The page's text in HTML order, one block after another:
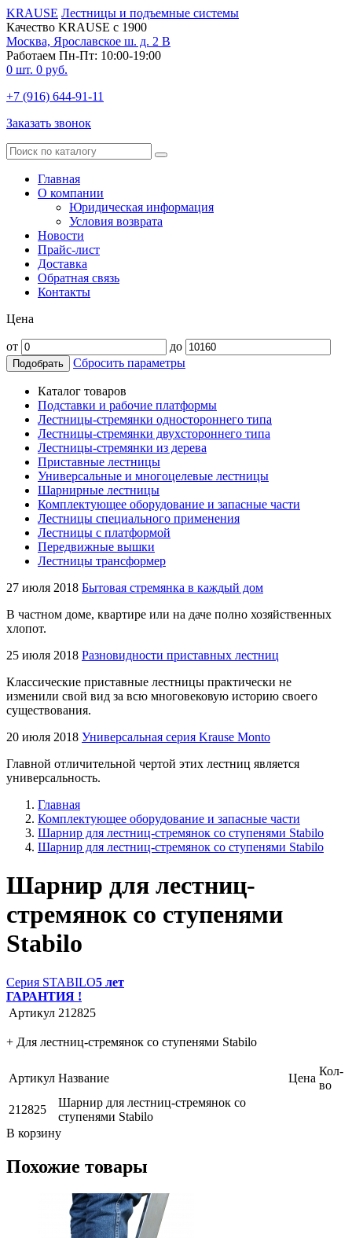
KRAUSE Лестницы и подъемные системы
Качество KRAUSE с 1900
Москва, Ярославское ш. д. 2 В
Работаем Пн-Пт: 10:00-19:00
0 шт. 0 руб.
+7 (916) 644-91-11
Заказать звонок
Главная
О компании
Юридическая информация
Условия возврата
Новости
Прайс-лист
Доставка
Обратная связь
Контакты
Цена
от до
Подобрать Сбросить параметры
Каталог товаров
Подставки и рабочие платформы
Лестницы-стремянки одностороннего типа
Лестницы-стремянки двухстороннего типа
Лестницы-стремянки из дерева
Приставные лестницы
Универсальные и многоцелевые лестницы
Шарнирные лестницы
Комплектующее оборудование и запасные части
Лестницы специального применения
Лестницы с платформой
Передвижные вышки
Лестницы трансформер
27 июля 2018 Бытовая стремянка в каждый дом
В частном доме, квартире или на даче полно хозяйственных
хлопот.
25 июля 2018 Разновидности приставных лестниц
Классические приставные лестницы практически не
изменили свой вид за всю многовековую историю своего
существования.
20 июля 2018 Универсальная серия Krause Monto
Главной отличительной чертой этих лестниц является
универсальность.
Главная
Комплектующее оборудование и запасные части
Шарнир для лестниц-стремянок со ступенями Stabilo
Шарнир для лестниц-стремянок со ступенями Stabilo
Шарнир для лестниц-
стремянок со ступенями
Stabilo
Серия STABILO5 лет
ГАРАНТИЯ !
Артикул 212825
+ Для лестниц-стремянок со ступенями Stabilo
Артикул Название Цена
Кол-
во
212825
Шарнир для лестниц-стремянок со
ступенями Stabilo
В корзину
Похожие товары